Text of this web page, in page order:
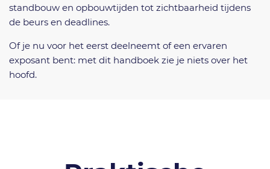
standbouw en opbouwtijden tot zichtbaarheid tijdens
de beurs en deadlines.
Of je nu voor het eerst deelneemt of een ervaren
exposant bent: met dit handboek zie je niets over het
hoofd.